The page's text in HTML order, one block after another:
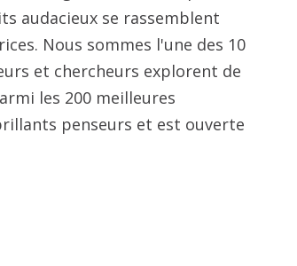
audacieux se rassemblent
Nous sommes l'une des 10
et chercheurs explorent de
les 200 meilleures
penseurs et est ouverte